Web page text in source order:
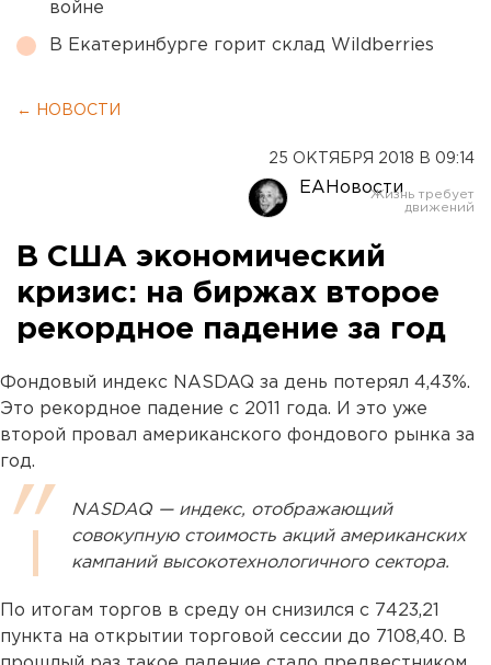
войне
В Екатеринбурге горит склад Wildberries
← НОВОСТИ
25 ОКТЯБРЯ 2018 В 09:14
ЕАНовости
В США экономический
кризис: на биржах второе
рекордное падение за год
Фондовый индекс NASDAQ за день потерял 4,43%.
Это рекордное падение с 2011 года. И это уже
второй провал американского фондового рынка за
год.
NASDAQ — индекс, отображающий
совокупную стоимость акций американских
кампаний высокотехнологичного сектора.
По итогам торгов в среду он снизился с 7423,21
пункта на открытии торговой сессии до 7108,40. В